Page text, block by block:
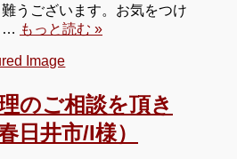
うございます。お気をつけ
… もっと読む »
のご相談を頂き
日井市/I様）